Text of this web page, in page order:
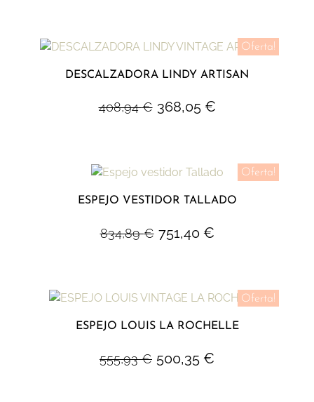
Oferta!
DESCALZADORA LINDY ARTISAN
408,94€ 368,05 €
Oferta!
ESPEJO VESTIDOR TALLADO
834,89€ 751,40 €
Oferta!
ESPEJO LOUIS LA ROCHELLE
555,93€ 500,35 €